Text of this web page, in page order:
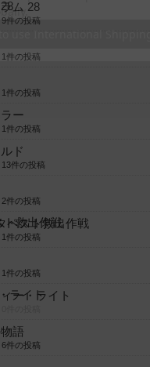
ム 28
9件の投稿
1件の投稿
1件の投稿
ー
1件の投稿
ド
13件の投稿
2件の投稿
ペスト救出作戦
1件の投稿
1件の投稿
ー・ライト
語
6件の投稿